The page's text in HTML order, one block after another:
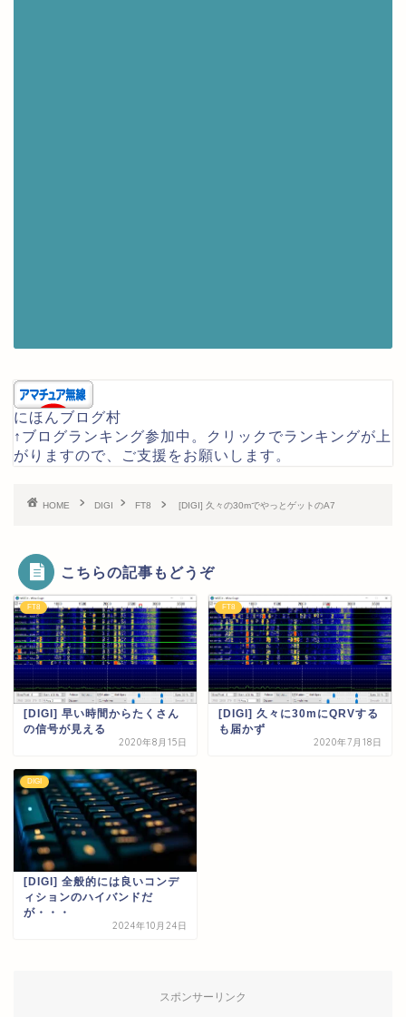
にほんブログ村
↑ブログランキング参加中。クリックでランキングが上
がりますので、ご支援をお願いします。
HOME DIGI FT8 [DIGI] 久々の30mでやっとゲットのA7
こちらの記事もどうぞ
FT8
[DIGI] 早い時間からたくさん
の信号が見える
2020年8月15日
FT8
[DIGI] 久々に30mにQRVする
も届かず
2020年7月18日
DIGI
[DIGI] 全般的には良いコンデ
ィションのハイバンドだ
が・・・
2024年10月24日
スポンサーリンク